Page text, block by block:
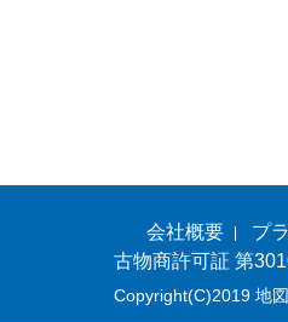
会社概要
プ
古物商許可証 第
Copyright(C)2019 地